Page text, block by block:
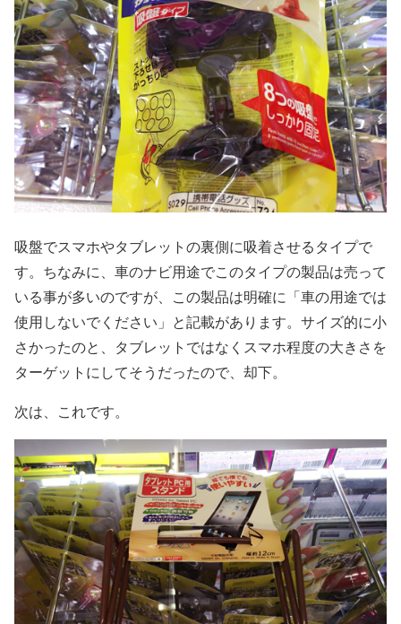
吸盤でスマホやタブレットの裏側に吸着させるタイプで
す。ちなみに、車のナビ用途でこのタイプの製品は売って
いる事が多いのですが、この製品は明確に「車の用途では
使用しないでください」と記載があります。サイズ的に小
さかったのと、タブレットではなくスマホ程度の大きさを
ターゲットにしてそうだったので、却下。
次は、これです。